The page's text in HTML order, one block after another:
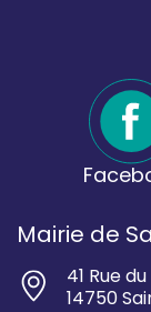
Mairie de
41 Rue
14750